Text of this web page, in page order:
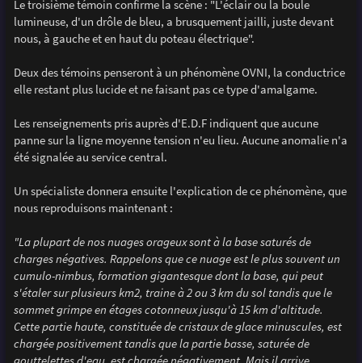
Le troisième témoin confirme la scène : "L'éclair ou la boule
lumineuse, d'un drôle de bleu, a brusquement jailli, juste devant
nous, à gauche et en haut du poteau électrique".
Deux des témoins penseront à un phénomène OVNI, la conductrice
elle restant plus lucide et ne faisant pas ce type d'amalgame.
Les renseignements pris auprès d'E.D.F indiquent que aucune
panne sur la ligne moyenne tension n'eu lieu. Aucune anomalie n'a
été signalée au service central.
Un spécialiste donnera ensuite l'explication de ce phénomène, que
nous reproduisons maintenant :
"La plupart de nos nuages orageux sont à la base saturés de
charges négatives. Rappelons que ce nuage est le plus souvent un
cumulo-nimbus, formation gigantesque dont la base, qui peut
s'étaler sur plusieurs km2, traine à 2 ou 3 km du sol tandis que le
sommet grimpe en étages cotonneux jusqu'à 15 km d'altitude.
Cette partie haute, constituée de cristaux de glace minuscules, est
chargée positivement tandis que la partie basse, saturée de